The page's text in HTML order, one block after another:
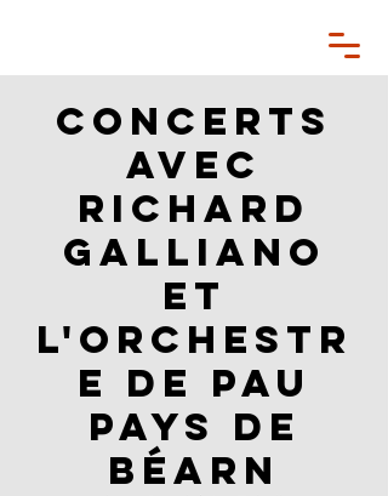
Concerts
avec
Richard
Galliano
et
l'Orchestr
e de Pau
Pays de
Béarn